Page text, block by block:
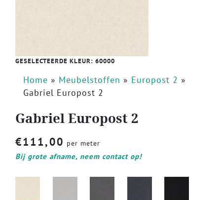
GESELECTEERDE KLEUR: 60000
Home » Meubelstoffen » Europost 2 »
Gabriel Europost 2
Gabriel Europost 2
€111,00 per meter
Bij grote afname, neem contact op!